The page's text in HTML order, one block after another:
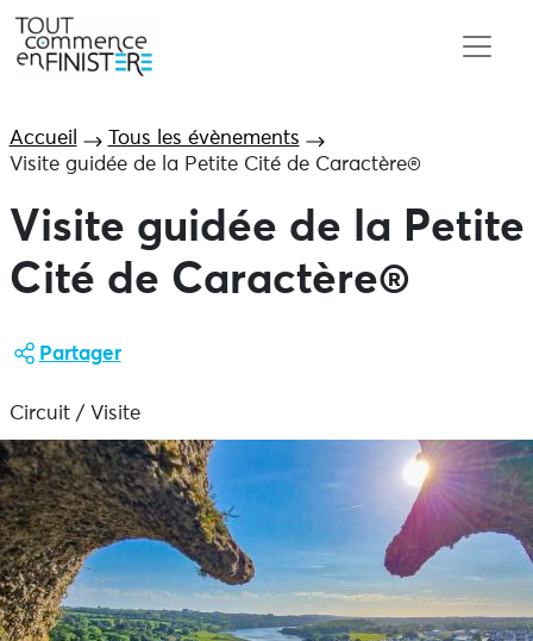
Accueil
Tous les évènements
Visite guidée de la Petite Cité de Caractère®
Visite guidée de la Petite
Cité de Caractère®
Partager
Circuit / Visite